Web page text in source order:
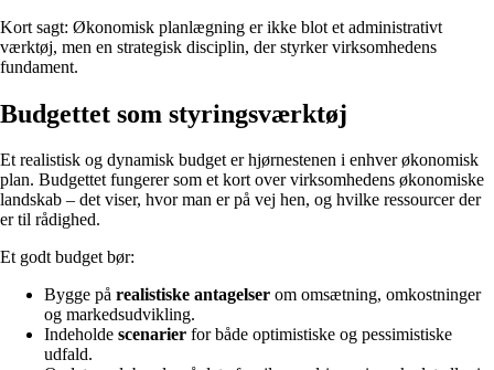
Kort sagt: Økonomisk planlægning er ikke blot et administrativt
værktøj, men en strategisk disciplin, der styrker virksomhedens
fundament.
Budgettet som styringsværktøj
Et realistisk og dynamisk budget er hjørnestenen i enhver økonomisk
plan. Budgettet fungerer som et kort over virksomhedens økonomiske
landskab – det viser, hvor man er på vej hen, og hvilke ressourcer der
er til rådighed.
Et godt budget bør:
Bygge på realistiske antagelser om omsætning, omkostninger
og markedsudvikling.
Indeholde scenarier for både optimistiske og pessimistiske
udfald.